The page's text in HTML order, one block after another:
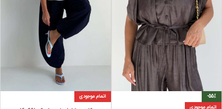
-55%
اتمام موجودی
اتمام موجودی